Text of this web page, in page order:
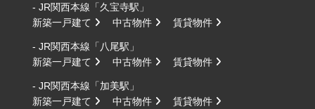
- JR関西本線「久宝寺駅」
新築一戸建て
中古物件 賃貸物件
- JR関西本線「八尾駅」
新築一戸建て
中古物件 賃貸物件
- JR関西本線「加美駅」
新築一戸建て
中古物件 賃貸物件